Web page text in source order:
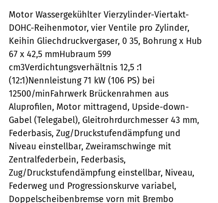
Motor Wassergekühlter Vierzylinder-Viertakt-
DOHC-Reihenmotor, vier Ventile pro Zylinder,
Keihin Gliechdruckvergaser, 0 35, Bohrung x Hub
67 x 42,5 mmHubraum 599
cm3Verdichtungsverhältnis 12,5 :1
(12:1)Nennleistung 71 kW (106 PS) bei
12500/minFahrwerk Brückenrahmen aus
Aluprofilen, Motor mittragend, Upside-down-
Gabel (Telegabel), Gleitrohrdurchmesser 43 mm,
Federbasis, Zug/Druckstufendämpfung und
Niveau einstellbar, Zweiramschwinge mit
Zentralfederbein, Federbasis,
Zug/Druckstufendämpfung einstellbar, Niveau,
Federweg und Progressionskurve variabel,
Doppelscheibenbremse vorn mit Brembo